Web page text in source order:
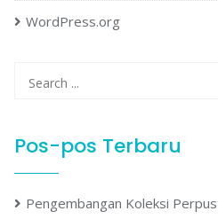
WordPress.org
Pos-pos Terbaru
Pengembangan Koleksi